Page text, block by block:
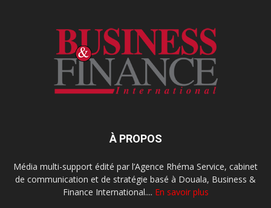
À PROPOS
Média multi-support édité par l’Agence Rhéma Service, cabinet
de communication et de stratégie basé à Douala, Business &
Finance International.... En savoir plus